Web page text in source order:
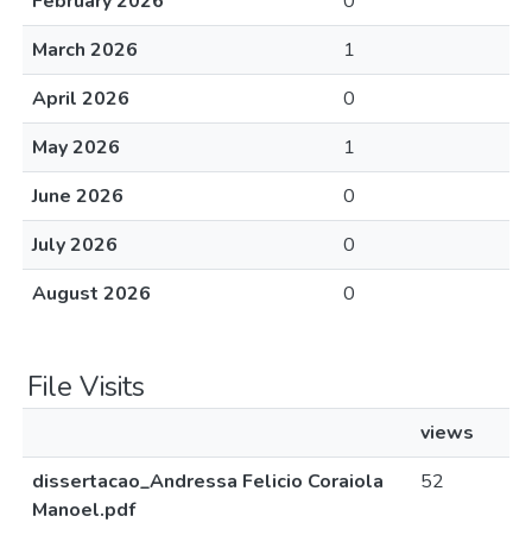
March 2026
1
April 2026
0
May 2026
1
June 2026
0
July 2026
0
August 2026
0
File Visits
views
dissertacao_Andressa Felicio Coraiola
Manoel.pdf
52